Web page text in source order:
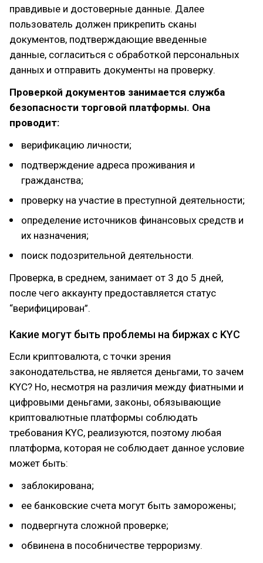
правдивые и достоверные данные. Далее
пользователь должен прикрепить сканы
документов, подтверждающие введенные
данные, согласиться с обработкой персональных
данных и отправить документы на проверку.
Проверкой документов занимается служба
безопасности торговой платформы. Она
проводит:
верификацию личности;
подтверждение адреса проживания и
гражданства;
проверку на участие в преступной деятельности;
определение источников финансовых средств и
их назначения;
поиск подозрительной деятельности.
Проверка, в среднем, занимает от 3 до 5 дней,
после чего аккаунту предоставляется статус
“верифицирован”.
Какие могут быть проблемы на биржах с KYC
Если криптовалюта, с точки зрения
законодательства, не является деньгами, то зачем
KYC? Но, несмотря на различия между фиатными и
цифровыми деньгами, законы, обязывающие
криптовалютные платформы соблюдать
требования KYC, реализуются, поэтому любая
платформа, которая не соблюдает данное условие
может быть:
заблокирована;
ее банковские счета могут быть заморожены;
подвергнута сложной проверке;
обвинена в пособничестве терроризму.